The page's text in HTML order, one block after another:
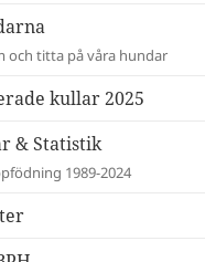
och titta på våra hundar
kullar 2025
& Statistik
1989-2024